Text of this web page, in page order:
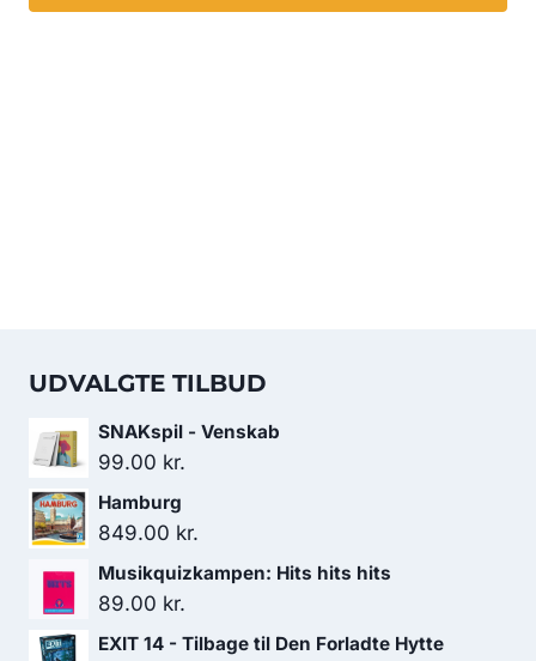
UDVALGTE TILBUD
SNAKspil - Venskab
99.00 kr.
Hamburg
849.00 kr.
Musikquizkampen: Hits hits hits
89.00 kr.
EXIT 14 - Tilbage til Den Forladte Hytte